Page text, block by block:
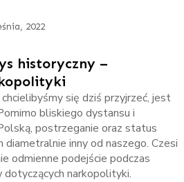
2022
historyczny –
się dziś przyjrzeć, jest
bliskiego dystansu i
postrzeganie oraz status
inny od naszego. Czesi
odmienne podejście podczas
dotyczących narkopolityki.